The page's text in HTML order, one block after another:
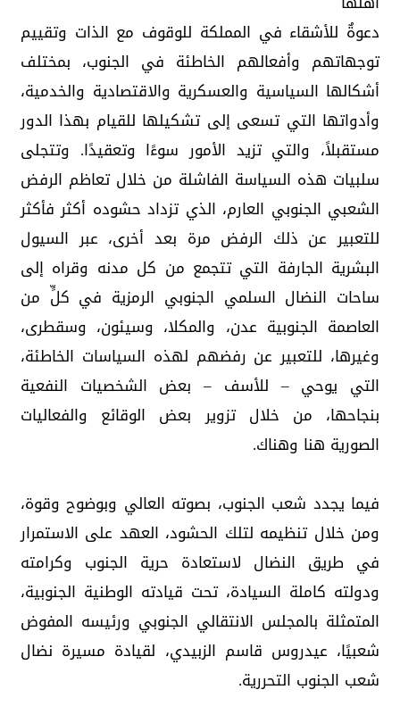
دعوةٌ للأشقاء في المملكة للوقوف مع الذات وتقييم
توجهاتهم وأفعالهم الخاطئة في الجنوب، بمختلف
أشكالها السياسية والعسكرية والاقتصادية والخدمية،
وأدواتها التي تسعى إلى تشكيلها للقيام بهذا الدور
مستقبلاً، والتي تزيد الأمور سوءًا وتعقيدًا. وتتجلى
سلبيات هذه السياسة الفاشلة من خلال تعاظم الرفض
الشعبي الجنوبي العارم، الذي تزداد حشوده أكثر فأكثر
للتعبير عن ذلك الرفض مرة بعد أخرى، عبر السيول
البشرية الجارفة التي تتجمع من كل مدنه وقراه إلى
ساحات النضال السلمي الجنوبي الرمزية في كلٍّ من
العاصمة الجنوبية عدن، والمكلا، وسيئون، وسقطرى،
وغيرها، للتعبير عن رفضهم لهذه السياسات الخاطئة،
التي يوحي – للأسف – بعض الشخصيات النفعية
بنجاحها، من خلال تزوير بعض الوقائع والفعاليات
الصورية هنا وهناك.
فيما يجدد شعب الجنوب، بصوته العالي وبوضوح وقوة،
ومن خلال تنظيمه لتلك الحشود، العهد على الاستمرار
في طريق النضال لاستعادة حرية الجنوب وكرامته
ودولته كاملة السيادة، تحت قيادته الوطنية الجنوبية،
المتمثلة بالمجلس الانتقالي الجنوبي ورئيسه المفوض
شعبيًا، عيدروس قاسم الزبيدي، لقيادة مسيرة نضال
شعب الجنوب التحررية.